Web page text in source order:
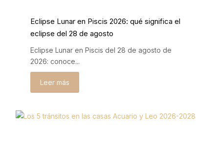
Eclipse Lunar en Piscis 2026: qué significa el
eclipse del 28 de agosto
Eclipse Lunar en Piscis del 28 de agosto de
2026: conoce...
Leer más